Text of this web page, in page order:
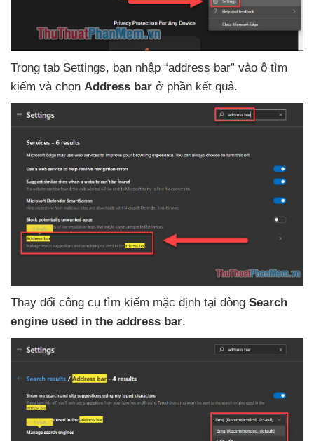
Trong tab Settings, bạn nhập “address bar” vào ô tìm
kiếm và chọn Address bar ở phần kết quả.
Thay đổi công cụ tìm kiếm mặc định tại dòng Search
engine used in the address bar.